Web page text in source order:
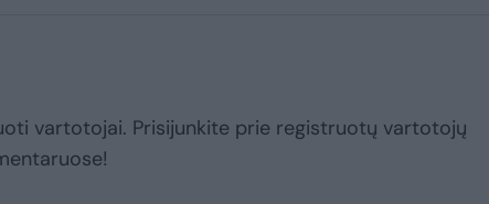
vartotojai. Prisijunkite prie registruotų vartotojų